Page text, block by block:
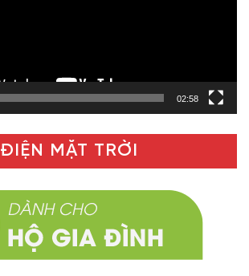
02:58
ĐIỆN MẶT TRỜI